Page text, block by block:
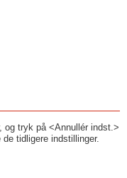
og tryk på <Annullér indst.>
tidligere indstillinger.